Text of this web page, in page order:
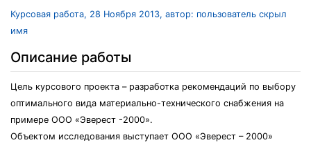
Курсовая работа, 28 Ноября 2013, автор: пользователь скрыл
имя
Описание работы
Цель курсового проекта – разработка рекомендаций по выбору
оптимального вида материально-технического снабжения на
примере ООО «Эверест -2000».
Объектом исследования выступает ООО «Эверест – 2000»